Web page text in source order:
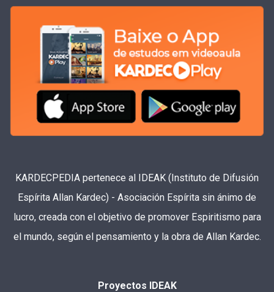
KARDECPEDIA pertenece al IDEAK (Instituto de Difusión
Espírita Allan Kardec) - Asociación Espírita sin ánimo de
lucro, creada con el objetivo de promover Espiritismo para
el mundo, según el pensamiento y la obra de Allan Kardec.
Proyectos IDEAK